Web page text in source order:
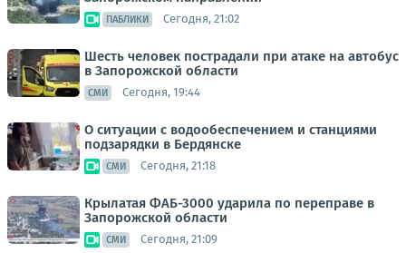
ПАБЛИКИ Сегодня, 21:02
Шесть человек пострадали при атаке на автобус
в Запорожской области
СМИ Сегодня, 19:44
О ситуации с водообеспечением и станциями
подзарядки в Бердянске
СМИ Сегодня, 21:18
Крылатая ФАБ-3000 ударила по переправе в
Запорожской области
СМИ Сегодня, 21:09